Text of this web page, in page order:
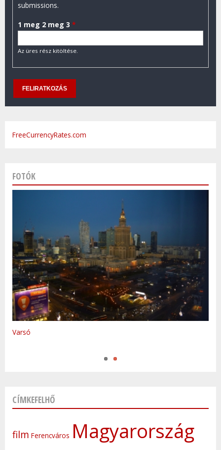
submissions.
1 meg 2 meg 3 *
Az üres rész kitöltése.
FreeCurrencyRates.com
FOTÓK
Varsó
CÍMKEFELHŐ
film Ferencváros Magyarország